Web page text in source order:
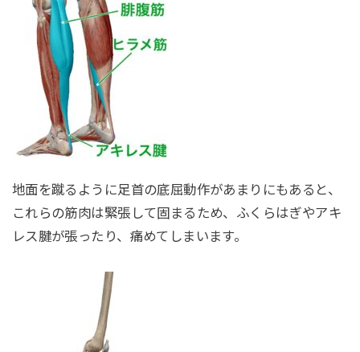
地面を蹴るように足首の底屈動作があまりにもあると、
これらの筋肉は緊張して固まるため、ふくらはぎやアキ
レス腱が張ったり、痛めてしまいます。